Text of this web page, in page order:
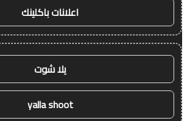
اعلانات باكلينك
يلا شوت
yalla shoot